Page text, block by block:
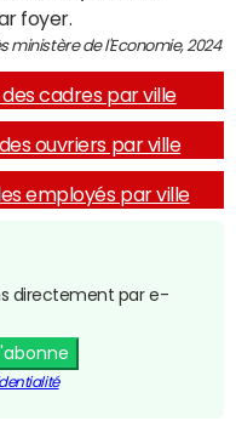
foyer.
ministère de l'Economie, 2024
cadres par ville
ouvriers par ville
employés par ville
directement par e-